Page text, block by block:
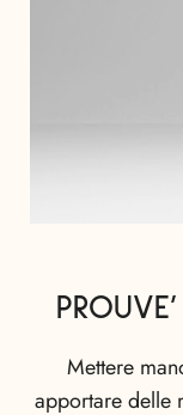
Mettere
apportare delle